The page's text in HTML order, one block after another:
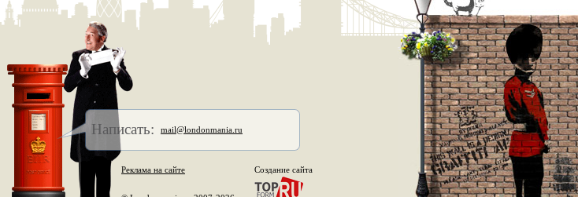
Написать: mail@londonmania.ru
Реклама на сайте Создание сайта